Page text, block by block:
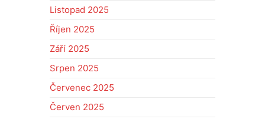
Listopad 2025
Říjen 2025
Září 2025
Srpen 2025
Červenec 2025
Červen 2025